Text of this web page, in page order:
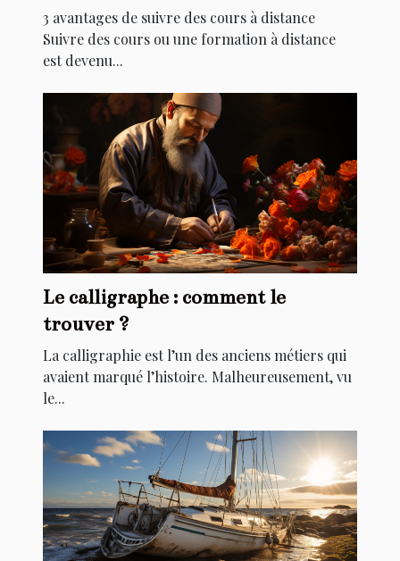
3 avantages de suivre des cours à distance
Suivre des cours ou une formation à distance
est devenu...
Le calligraphe : comment le
trouver ?
La calligraphie est l’un des anciens métiers qui
avaient marqué l’histoire. Malheureusement, vu
le...